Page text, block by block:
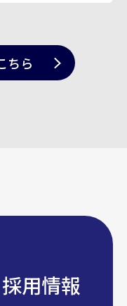
ちら
採用情報